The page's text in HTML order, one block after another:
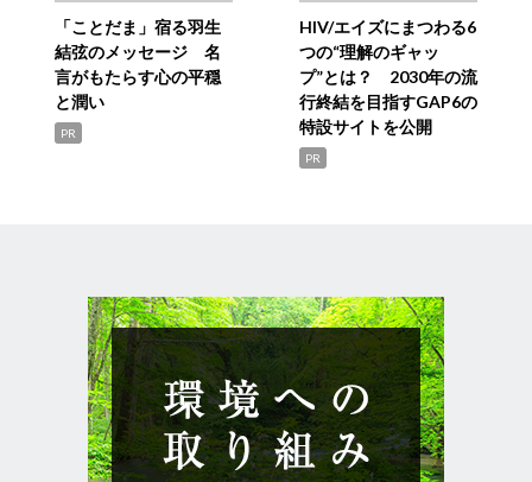
「ことだま」宿る羽生
結弦のメッセージ 名
言がもたらす心の平穏
と潤い
PR
HIV/エイズにまつわる6
つの“理解のギャッ
プ”とは？ 2030年の流
行終結を目指すGAP6の
特設サイトを公開
PR